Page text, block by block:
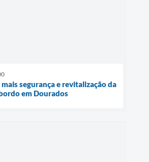
segurança e revitalização da
em Dourados